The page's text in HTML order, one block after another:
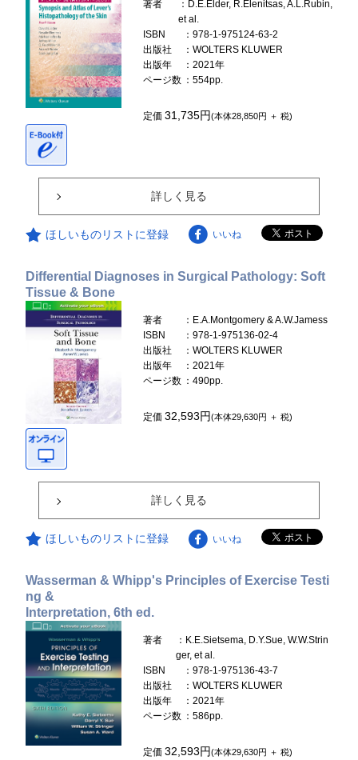
著者
：D.E.Elder, R.Elenitsas, A.L.Rubin,
et al.
ISBN
：978-1-975124-63-2
出版社
：WOLTERS KLUWER
出版年
：2021年
ページ数 ：554pp.
定価31,735円(本体28,850円 ＋ 税)
詳しく見る
ほしいものリストに登録 いいね
Differential Diagnoses in Surgical Pathology: Soft
Tissue & Bone
著者
：E.A.Montgomery & A.W.Jamess
ISBN
：978-1-975136-02-4
出版社
：WOLTERS KLUWER
出版年
：2021年
ページ数 ：490pp.
定価32,593円(本体29,630円 ＋ 税)
詳しく見る
ほしいものリストに登録 いいね
Wasserman & Whipp's Principles of Exercise Testi
ng &
Interpretation, 6th ed.
著者
：K.E.Sietsema, D.Y.Sue, W.W.Strin
ger, et al.
ISBN
：978-1-975136-43-7
出版社
：WOLTERS KLUWER
出版年
：2021年
ページ数 ：586pp.
定価32,593円(本体29,630円 ＋ 税)